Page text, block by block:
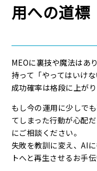
用への道標
MEOに裏技や魔法はあ
持って「やってはいけ
成功確率は格段に上がり
もし今の運用に少しで
てしまった行動が心配
にご相談ください。
失敗を教訓に変え、AI
トへと再生させるお手